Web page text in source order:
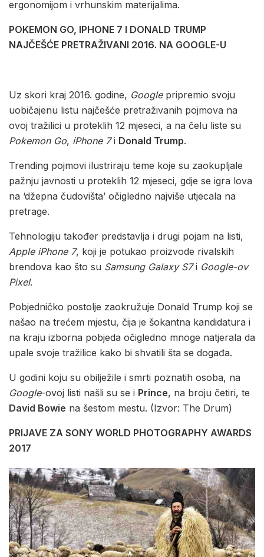
ergonomijom i vrhunskim materijalima.
POKEMON GO, IPHONE 7 I DONALD TRUMP
NAJČEŠĆE PRETRAŽIVANI 2016. NA GOOGLE-U
Uz skori kraj 2016. godine, Googlepripremio svoju
uobičajenu listu najčešće pretraživanih pojmova na
ovoj tražilici u proteklih 12 mjeseci, a na čelu liste su
Pokemon Go, iPhone 7i Donald Trump.
Trending pojmovi ilustriraju teme koje su zaokupljale
pažnju javnosti u proteklih 12 mjeseci, gdje se igra lova
na ‘džepna čudovišta’ očigledno najviše utjecala na
pretrage.
Tehnologiju također predstavlja i drugi pojam na listi,
Apple iPhone 7, koji je potukao proizvode rivalskih
brendova kao što su Samsung Galaxy S7i Google-ov
Pixel.
Pobjedničko postolje zaokružuje Donald Trump koji se
našao na trećem mjestu, čija je šokantna kandidatura i
na kraju izborna pobjeda očigledno mnoge natjerala da
upale svoje tražilice kako bi shvatili šta se događa.
U godini koju su obilježile i smrti poznatih osoba, na
Google-ovoj listi našli su se i Prince, na broju četiri, te
David Bowie na šestom mestu. (Izvor: The Drum)
PRIJAVE ZA SONY WORLD PHOTOGRAPHY AWARDS
2017